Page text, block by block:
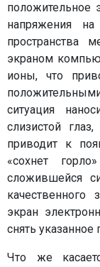
положительное
напряжения
пространства
экраном
ионы, что
ситуация
слизистой
приводит к
«сохнет
сложившейся
качественного
экран
снять указанное
Что же